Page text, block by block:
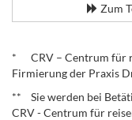
Zum
* CRV – Centrum für
Firmierung der Praxis
** Sie werden bei
CRV - Centrum für